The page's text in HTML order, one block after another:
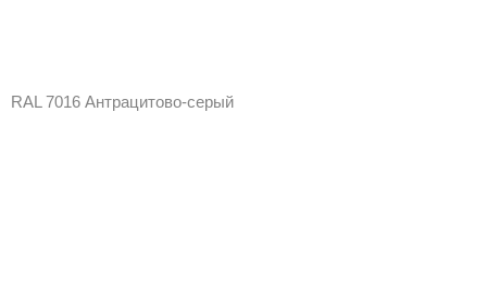
RAL 7016 Антрацитово-серый